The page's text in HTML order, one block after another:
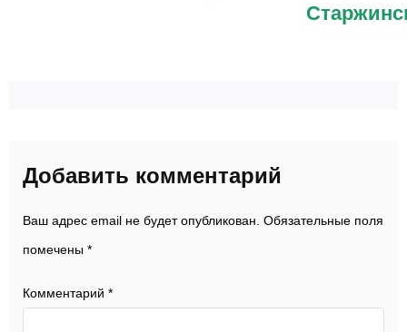
Добавить комментарий
Ваш адрес email не будет опубликован. Обязательные поля
помечены *
Комментарий *